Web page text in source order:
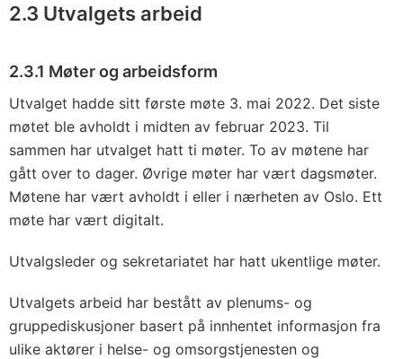
2.3 Utvalgets arbeid
2.3.1 Møter og arbeidsform
Utvalget hadde sitt første møte 3. mai 2022. Det siste
møtet ble avholdt i midten av februar 2023. Til
sammen har utvalget hatt ti møter. To av møtene har
gått over to dager. Øvrige møter har vært dagsmøter.
Møtene har vært avholdt i eller i nærheten av Oslo. Ett
møte har vært digitalt.
Utvalgsleder og sekretariatet har hatt ukentlige møter.
Utvalgets arbeid har bestått av plenums- og
gruppediskusjoner basert på innhentet informasjon fra
ulike aktører i helse- og omsorgstjenesten og